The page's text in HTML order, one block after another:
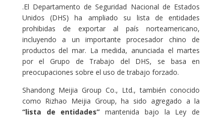
.El Departamento de Seguridad Nacional de Estados
Unidos (DHS) ha ampliado su lista de entidades
prohibidas de exportar al país norteamericano,
incluyendo a un importante procesador chino de
productos del mar. La medida, anunciada el martes
por el Grupo de Trabajo del DHS, se basa en
preocupaciones sobre el uso de trabajo forzado.
Shandong Meijia Group Co., Ltd., también conocido
como Rizhao Meijia Group, ha sido agregado a la
“lista de entidades” mantenida bajo la Ley de